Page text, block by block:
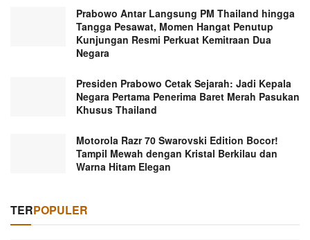
Prabowo Antar Langsung PM Thailand hingga
Tangga Pesawat, Momen Hangat Penutup
Kunjungan Resmi Perkuat Kemitraan Dua
Negara
Presiden Prabowo Cetak Sejarah: Jadi Kepala
Negara Pertama Penerima Baret Merah Pasukan
Khusus Thailand
Motorola Razr 70 Swarovski Edition Bocor!
Tampil Mewah dengan Kristal Berkilau dan
Warna Hitam Elegan
TERPOPULER